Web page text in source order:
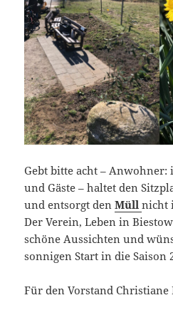
Gebt bitte acht – Anwohner:
und Gäste – haltet den
und entsorgt denMüllnicht
Der Verein, Leben in
schöne Aussichten und
sonnigen Start in die Saison
Für den Vorstand